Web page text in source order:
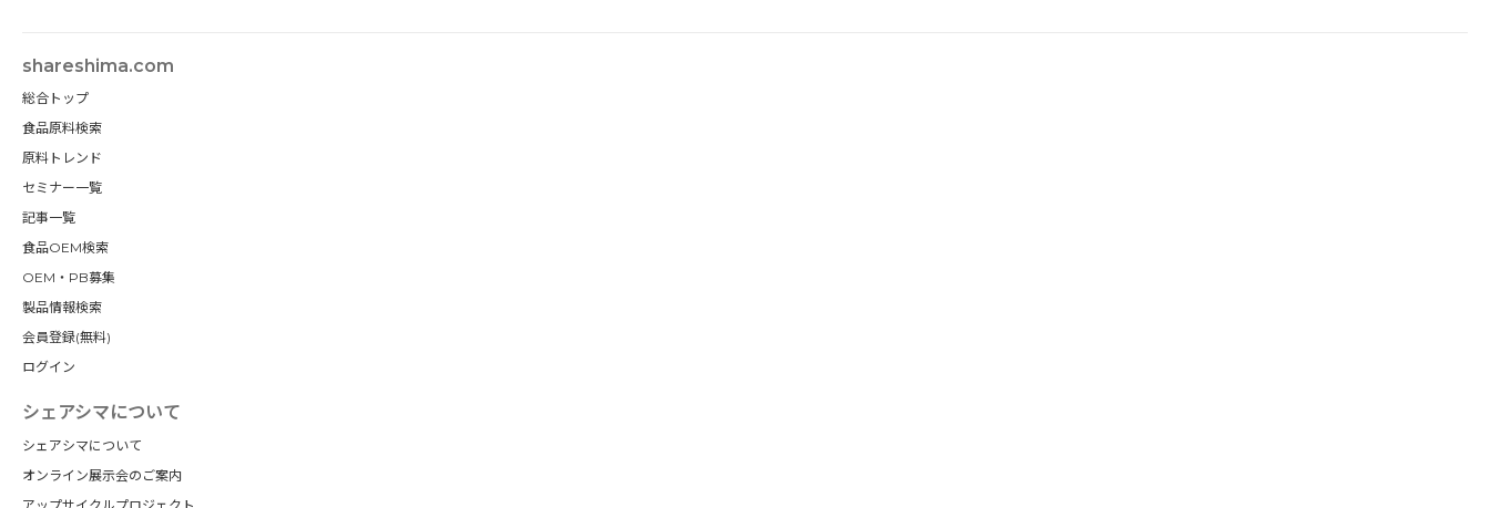
shareshima.com
総合トップ
食品原料検索
原料トレンド
セミナー一覧
記事一覧
食品OEM検索
OEM・PB募集
製品情報検索
会員登録(無料)
ログイン
シェアシマについて
シェアシマについて
オンライン展示会のご案内